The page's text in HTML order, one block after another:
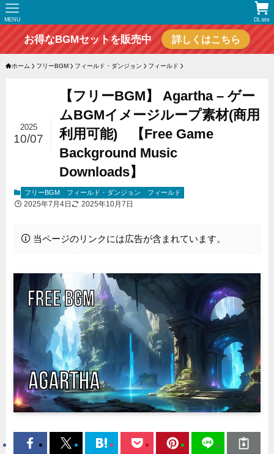
DLsite
MENU
お得なBGMセットを販売中 詳しくはこちら
ホーム フリーBGM フィールド・ダンジョン フィールド
【フリーBGM】 Agartha – ゲー
ムBGMイメージループ素材(商用
利用可能) 【Free Game
Background Music
Downloads】
2025
10/07
フリーBGM フィールド・ダンジョン フィールド
2025年7月4日 2025年10月7日
当ページのリンクには広告が含まれています。